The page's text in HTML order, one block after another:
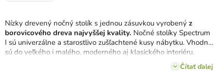
Nízky drevený nočný stolík s jednou zásuvkou vyrobený z
borovicového dreva najvyššej kvality. Nočné stolíky Spectrum
I sú univerzálne a starostlivo zušľachtené kusy nábytku. Vhodné
sú do veľkého i malého, moderného aj klasického interiéru.
Čítať ďalej